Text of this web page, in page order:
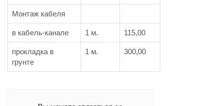
Монтаж кабеля
в кабель-канале 1 м. 115,00
прокладка в
грунте
1 м. 300,00